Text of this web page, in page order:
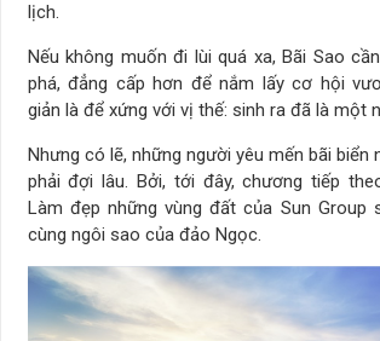
lịch.
Nếu không muốn đi lùi quá xa, Bãi Sao
phá, đẳng cấp hơn để nắm lấy cơ hội
giản là để xứng với vị thế: sinh ra đã là một
Nhưng có lẽ, những người yêu mến bãi biển
phải đợi lâu. Bởi, tới đây, chương tiếp
Làm đẹp những vùng đất của Sun Group
cùng ngôi sao của đảo Ngọc.